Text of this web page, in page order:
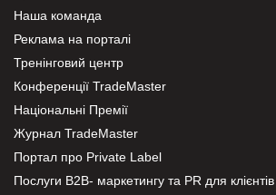
Наша команда
Реклама на порталі
Тренінговий центр
Конференції TradeMaster
Національні Премії
Журнал TradeMaster
Портал про Private Label
Послуги В2В- маркетингу та PR для клієнтів